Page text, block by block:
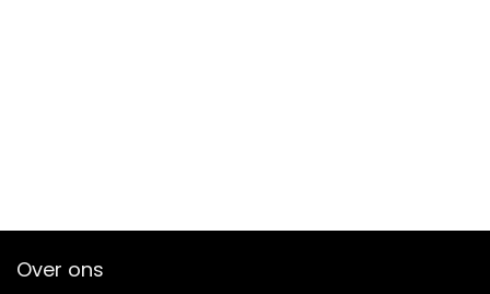
Over ons